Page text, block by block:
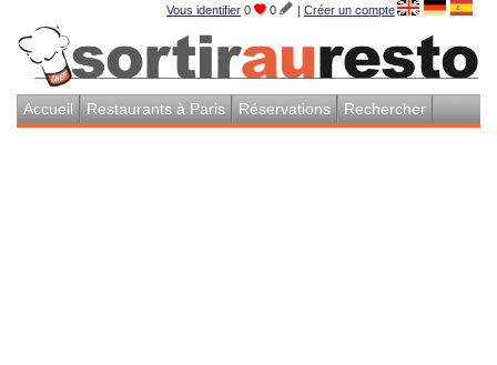
Vous identifier 0 0 | Créer un compte
Accueil Restaurants à Paris Réservations Rechercher